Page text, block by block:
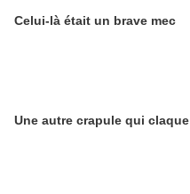
Celui-là était un brave mec
Une autre crapule qui claque